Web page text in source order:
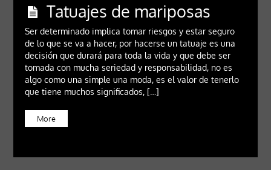
Tatuajes de mariposas
Ser determinado implica tomar riesgos y estar seguro
de lo que se va a hacer, por hacerse un tatuaje es una
decisión que durará para toda la vida y que debe ser
tomada con mucha seriedad y responsabilidad, no es
algo como una simple una moda, es el valor de tenerlo
que tiene muchos significados, […]
More